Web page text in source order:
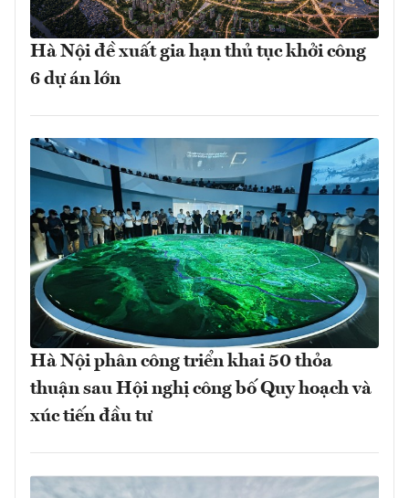
Hà Nội đề xuất gia hạn thủ tục khởi công
6 dự án lớn
Hà Nội phân công triển khai 50 thỏa
thuận sau Hội nghị công bố Quy hoạch và
xúc tiến đầu tư